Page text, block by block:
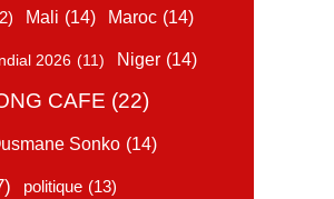
Mali (14) Maroc (14)
2026 (11) Niger (14)
CAFE (22)
Sonko (14)
politique (13)